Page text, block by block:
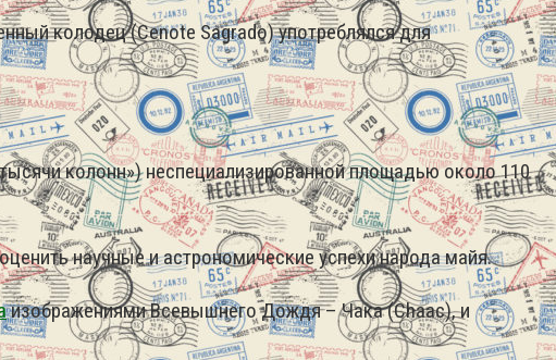
колодец (Cenote Sagrado) употреблялся для
колонн») неспециализированной площадью около 110
научные и астрономические успехи народа майя.
изображениями Всевышнего Дождя – Чака (Chaac), и